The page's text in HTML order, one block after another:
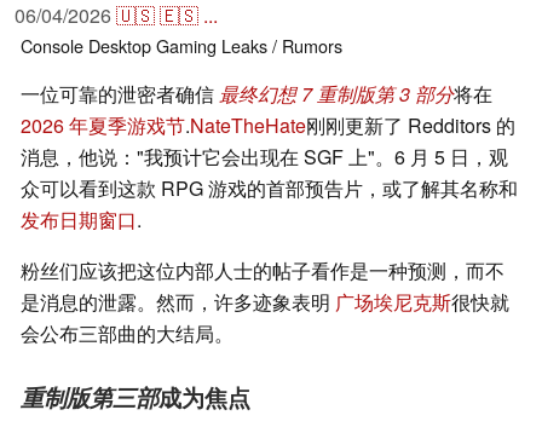
06/04/2026🇺🇸🇪🇸 ...
Console DesktopGaming Leaks / Rumors
一位可靠的泄密者确信最终幻想 7 重制版第 3 部分将在
2026 年夏季游戏节.NateTheHate刚刚更新了 Redditors 的
消息，他说："我预计它会出现在 SGF 上"。6 月 5 日，观
众可以看到这款 RPG 游戏的首部预告片，或了解其名称和
发布日期窗口.
粉丝们应该把这位内部人士的帖子看作是一种预测，而不
是消息的泄露。然而，许多迹象表明 广场埃尼克斯很快就
会公布三部曲的大结局。
重制版第三部成为焦点